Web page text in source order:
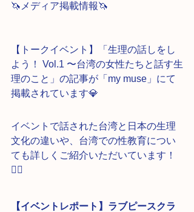
🦄メディア掲載情報🦄
【トークイベント】
「生理の話しをし
よう！ Vol.1 〜台湾の女性たちと話す生
理のこと」 の記事が「my muse」にて
掲載されています💎
イベントで話された台湾と日本の生理
文化の違いや、台湾での性教育につい
ても詳しくご紹介いただいています！
💁‍♀️
【イベントレポート】ラブピースクラ